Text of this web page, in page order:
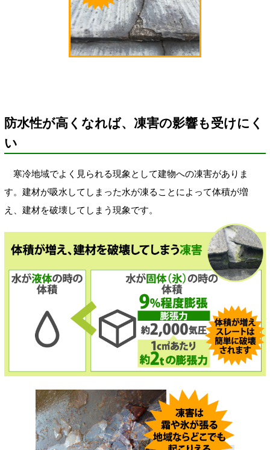
防水性が高くなれば、凍害の影響も受けにく
い
寒冷地域でよく見られる現象として建物への凍害がありま
す。建材が吸水してしまった水が凍ることによって体積が増
え、建材を破壊してしまう現象です。